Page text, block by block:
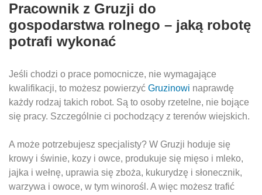
Pracownik z Gruzji do
gospodarstwa rolnego – jaką robotę
potrafi wykonać
Jeśli chodzi o prace pomocnicze, nie wymagające
kwalifikacji, to możesz powierzyć Gruzinowi naprawdę
każdy rodzaj takich robot. Są to osoby rzetelne, nie bojące
się pracy. Szczególnie ci pochodzący z terenów wiejskich.
A może potrzebujesz specjalisty? W Gruzji hoduje się
krowy i świnie, kozy i owce, produkuje się mięso i mleko,
jajka i wełnę, uprawia się zboża, kukurydzę i słonecznik,
warzywa i owoce, w tym winorośl. A więc możesz trafić